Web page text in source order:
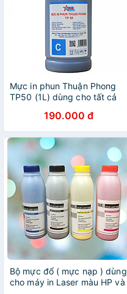
Mực in phun Thuận Phong
TP50 (1L) dùng cho tất cả
Epson, HP, Canon
190.000 đ
Bộ mực đổ ( mực nạp ) dùng
cho máy in Laser màu HP và